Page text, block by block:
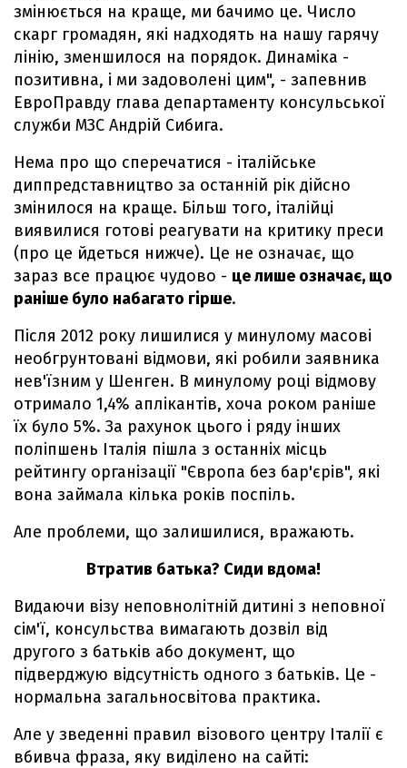
змінюється на краще, ми бачимо це. Число
скарг громадян, які надходять на нашу гарячу
лінію, зменшилося на порядок. Динаміка -
позитивна, і ми задоволені цим", - запевнив
ЕвроПравду глава департаменту консульської
служби МЗС Андрій Сибига.
Нема про що сперечатися - італійське
диппредставництво за останній рік дійсно
змінилося на краще. Більш того, італійці
виявилися готові реагувати на критику преси
(про це йдеться нижче). Це не означає, що
зараз все працює чудово - це лише означає, що
раніше було набагато гірше.
Після 2012 року лишилися у минулому масові
необгрунтовані відмови, які робили заявника
нев'їзним у Шенген. В минулому році відмову
отримало 1,4% аплікантів, хоча роком раніше
їх було 5%. За рахунок цього і ряду інших
поліпшень Італія пішла з останніх місць
рейтингу організації "Європа без бар'єрів", які
вона займала кілька років поспіль.
Але проблеми, що залишилися, вражають.
Втратив батька? Сиди вдома!
Видаючи візу неповнолітній дитині з неповної
сім'ї, консульства вимагають дозвіл від
другого з батьків або документ, що
підверджую відсутність одного з батьків. Це -
нормальна загальносвітова практика.
Але у зведенні правил візового центру Італії є
вбивча фраза, яку виділено на сайті: